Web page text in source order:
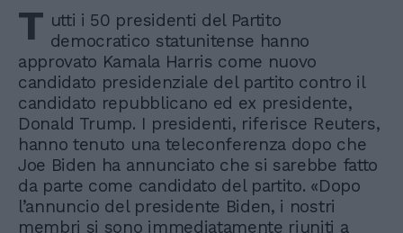
T utti i 50 presidenti del Partito
democratico statunitense hanno
approvato Kamala Harris come nuovo
candidato presidenziale del partito contro il
candidato repubblicano ed ex presidente,
Donald Trump. I presidenti, riferisce Reuters,
hanno tenuto una teleconferenza dopo che
Joe Biden ha annunciato che si sarebbe fatto
da parte come candidato del partito. «Dopo
l’annuncio del presidente Biden, i nostri
membri si sono immediatamente riuniti a